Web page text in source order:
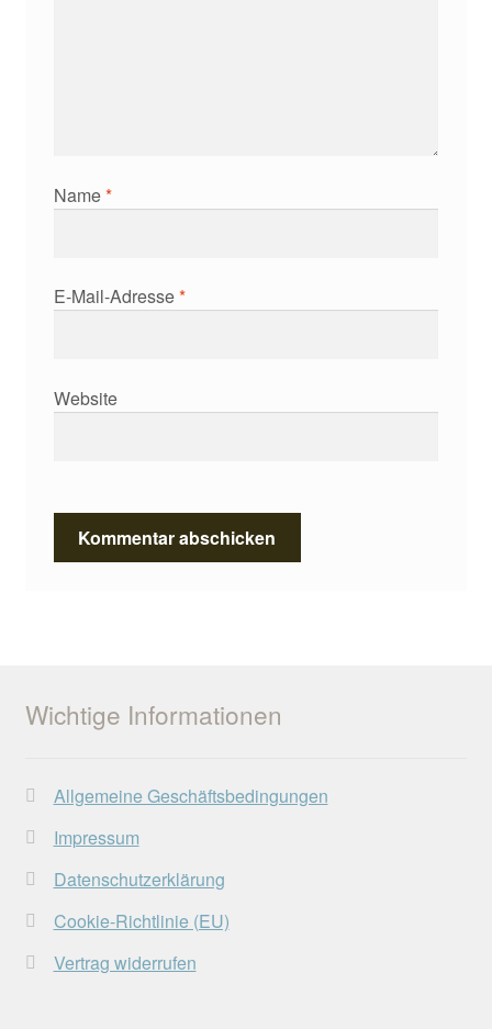
Name*
E-Mail-Adresse*
Website
Wichtige Informationen
Allgemeine Geschäftsbedingungen
Impressum
Datenschutzerklärung
Cookie-Richtlinie (EU)
Vertrag widerrufen